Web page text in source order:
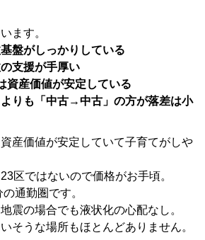
ます。
盤がしっかりしている
支援が手厚い
産価値が安定している
りも「中古→中古」の方が落差は小
産価値が安定していて子育てがしや
区ではないので価格がお手頃。
通勤圏です。
震の場合でも液状化の心配なし。
そうな場所もほとんどありません。